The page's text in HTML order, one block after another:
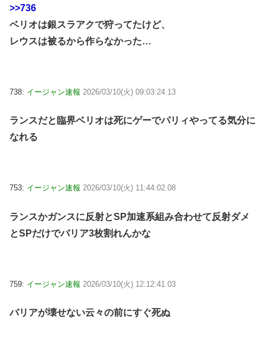
>>736
ベリオは銀スラアクで狩ってたけど、
レウスは被るから作らなかった…
738: イージャン速報 2026/03/10(火) 09:03:24.13
ランスだと臨界ベリオは死にゲーでパリィやってる気分に
なれる
753: イージャン速報 2026/03/10(火) 11:44:02.08
ランスかガンスに反射とSP加速系組み合わせて反射ダメ
とSPだけでバリア3枚割れんかな
759: イージャン速報 2026/03/10(火) 12:12:41.03
バリアが壊せない云々の前にすぐ死ぬ